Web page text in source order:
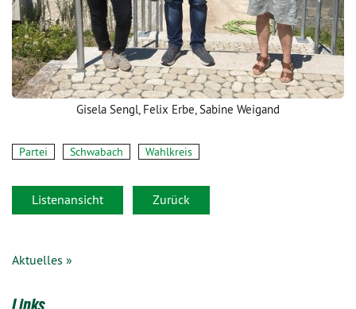
Gisela Sengl, Felix Erbe, Sabine Weigand
Partei Schwabach Wahlkreis
Listenansicht Zurück
Aktuelles »